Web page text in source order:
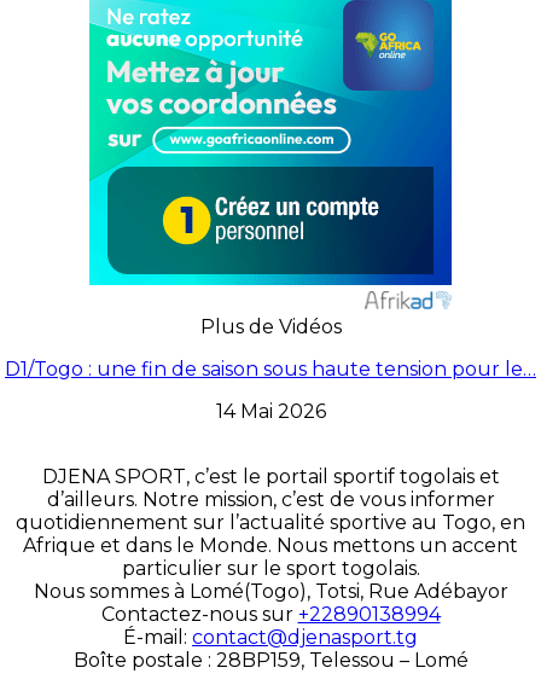
Plus de Vidéos
D1/Togo : une fin de saison sous haute tension pour le…
14 Mai 2026
DJENA SPORT, c’est le portail sportif togolais et
d’ailleurs. Notre mission, c’est de vous informer
quotidiennement sur l’actualité sportive au Togo, en
Afrique et dans le Monde. Nous mettons un accent
particulier sur le sport togolais.
Nous sommes à Lomé(Togo), Totsi, Rue Adébayor
Contactez-nous sur +22890138994
É-mail: contact@djenasport.tg
Boîte postale : 28BP159, Telessou – Lomé